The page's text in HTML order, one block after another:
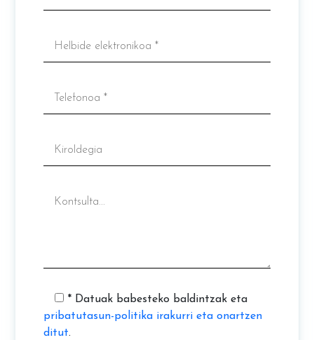
* Datuak babesteko baldintzak eta
pribatutasun-politika irakurri eta onartzen
ditut.